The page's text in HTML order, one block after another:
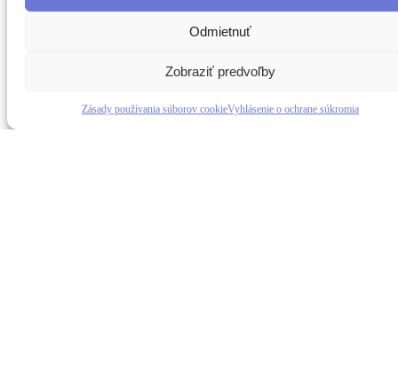
Odmietnuť
Zobraziť predvoľby
Zásady používania súborov cookieVyhlásenie o ochrane súkromia